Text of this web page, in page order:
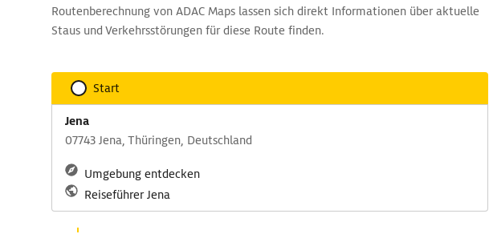
Routenberechnung von ADAC Maps lassen sich direkt Informationen über aktuelle
Staus und Verkehrsstörungen für diese Route finden.
Start
Jena
07743 Jena, Thüringen, Deutschland
Umgebung entdecken
Reiseführer Jena